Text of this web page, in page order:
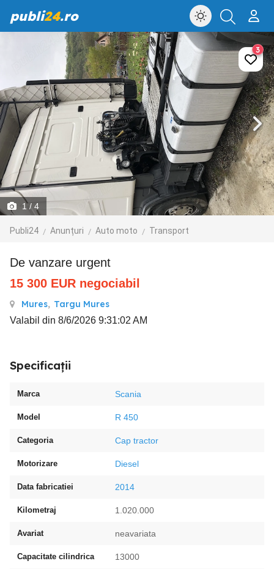
publi24.ro
1/ 4
Publi24 Anunțuri Auto moto Transport
3
De vanzare urgent
15 300 EUR negociabil
Mures, Targu Mures
Valabil din 8/6/2026 9:31:02 AM
Specificații
Marca Scania
Model R 450
Categoria Cap tractor
Motorizare Diesel
Data fabricatiei 2014
Kilometraj 1.020.000
Avariat neavariata
Capacitate cilindrica 13000